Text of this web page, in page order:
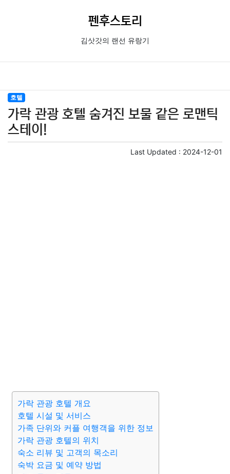
펜후스토리
김삿갓의 랜선 유랑기
호텔
가락 관광 호텔 숨겨진 보물 같은 로맨틱
스테이!
Last Updated : 2024-12-01
가락 관광 호텔 개요
호텔 시설 및 서비스
가족 단위와 커플 여행객을 위한 정보
가락 관광 호텔의 위치
숙소 리뷰 및 고객의 목소리
숙박 요금 및 예약 방법